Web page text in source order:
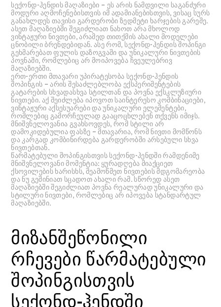
სექონდ-ჰენდის მაღაზიები – ეს არის ნამდვილი საგანძური
მოდური აღმოჩენებისთვის იმ ადამიანებისთვის, ვისაც სურს
განახლდეს თავისი გარდერობი ზედმეტი ხარჯების გარეშე.
ასეთ მაღაზიებში შეგიძლიათ ნახოთ არა მხოლოდ
ვინტაჟური ნივთები, არამედ თითქმის ახალი მოდელები
ცნობილი ბრენდებიდან. ასე რომ, სექონდ-ჰენდის შოპინგი
გეხმარებათ ფულის დაზოგვაში და უნიკალური ნივთების
პოვნაში, რომლებიც არ მოიპოვება ჩვეულებრივ
მაღაზიებში.
ერთ-ერთი მთავარი უპირატესობა სექონდ-ჰენდის
შოპინგის – არის შესაძლებლობა ექსპერიმენტების
გატარების სხვადასხვა სტილთან და პოვნა ექსკლუზიური
ნივთები. აქ შეიძლება იპოვოთ საინტერესო კომბინაციები,
ვინტაჟური აქსესუარები და უნიკალური ელემენტები,
რომლებიც გამორჩეულად გააცოცხლებენ თქვენს იმიჯს.
მნიშვნელოვანია გვახსოვდეს, რომ სტილი არ
დამოკიდებულია ფასზე – მთავარია, რომ ნივთი მომწონს
და კარგად კომბინირდება გარდერობში არსებული სხვა
ნივთებთან.
წარმატებული შოპინგისთვის სექონდ-ჰენდში რამდენიმე
მნიშვნელოვანი მომენტია: ყურადღება მიაქციეთ
ქსოვილების ხარისხს, შეამოწმეთ ნივთების მდგომარეობა
და ნუ გეშინიათ სცადოთ ახალი რამ. სწორედ ასეთ
მაღაზიებში შეგიძლიათ პოვნა რეალურად უნიკალური და
სტილური ნივთები, რომლებიც არ იპოვება სტანდარტულ
მაღაზიებში.
მიზანშეწონილი
რჩევები წარმატებული
შოპინგისთვის
სექონდ-ჰენდში